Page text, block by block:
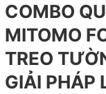
COMBO
MITOMO
TREO
GIẢI PHÁP